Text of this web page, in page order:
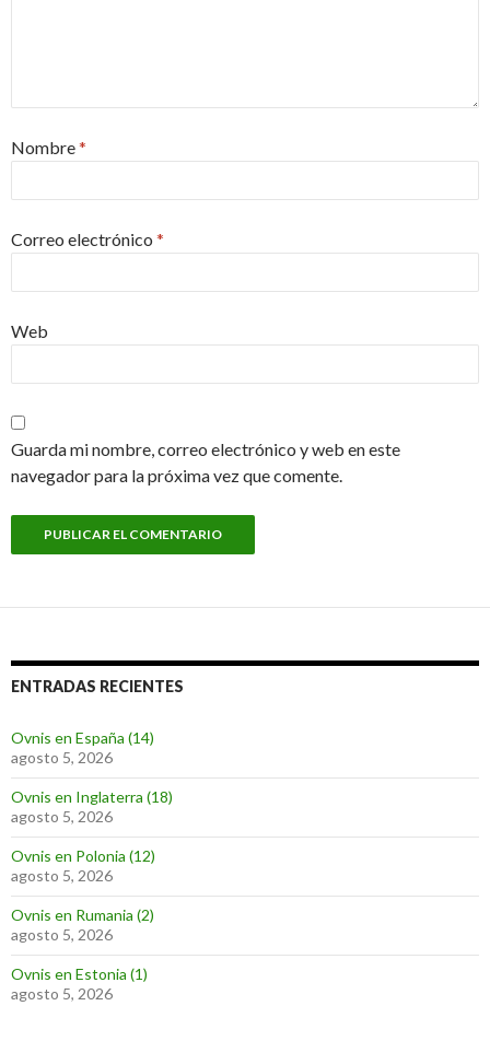
Nombre*
Correo electrónico *
Web
Guarda mi nombre, correo electrónico y web en este
navegador para la próxima vez que comente.
ENTRADAS RECIENTES
Ovnis en España (14)
agosto 5, 2026
Ovnis en Inglaterra (18)
agosto 5, 2026
Ovnis en Polonia (12)
agosto 5, 2026
Ovnis en Rumania (2)
agosto 5, 2026
Ovnis en Estonia (1)
agosto 5, 2026